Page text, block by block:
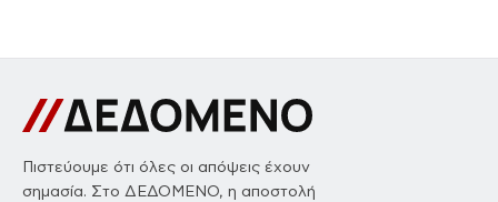
Πιστεύουμε ότι όλες οι απόψεις έχουν
σημασία. Στο ΔΕΔΟΜΕΝΟ, η αποστολή